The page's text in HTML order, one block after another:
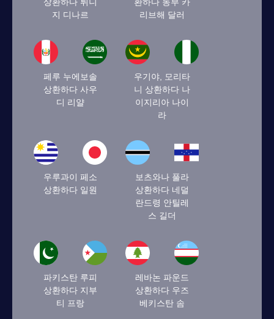
지 디나르
리브해 달러
페루 누에보솔
상환하다 사우
디 리얄
우기야, 모리타
니 상환하다 나
이지리아 나이
라
우루과이 페소
상환하다 일원
보츠와나 풀라
상환하다 네덜
란드령 안틸레
스 길더
파키스탄 루피
상환하다 지부
티 프랑
레바논 파운드
상환하다 우즈
베키스탄 솜